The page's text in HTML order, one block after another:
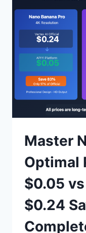
价
格
方
案:API
易
$0.05
对
比
VERTEX
官
节
83%
全
南
Master
Optimal
$0.05
$0.24